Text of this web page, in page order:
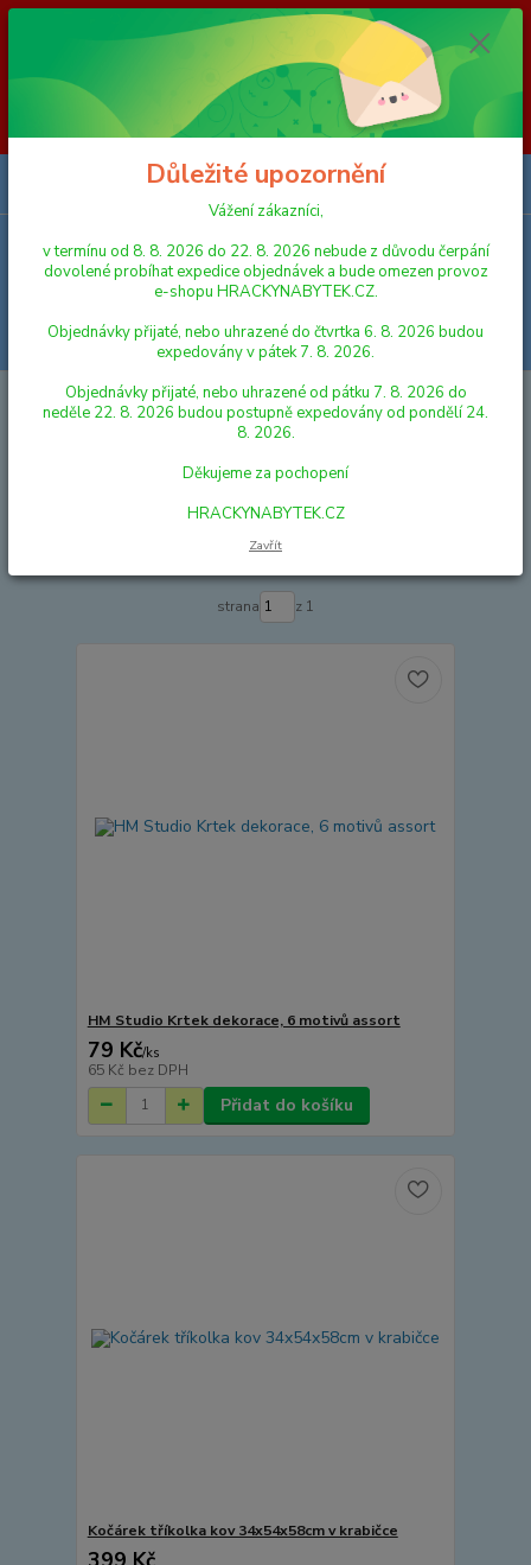
Vážení zákazníci, v termínu od 8. 8. 2026 do 23. 8. 2026 nebude z
důvodu čerpání dovolené probíhat expedice objednávek a bude omezen
provoz e-shopu HRACKYNABYTEK.CZ. Objednávky přijaté, nebo
uhrazené do čtvrtka 6. 8. 2026 budou expedovány v pátek 7. 8. 2026.
Objednávky přijaté, nebo uhrazené od pátku 7. 8. 2026 do neděle 23. 8.
2026 budou postupně expedovány od pondělí 24. 8. 2026. Děkujeme za
pochopení HRACKYNABYTEK.CZ
Menu
Hledat
VÝPRODEJ HRAČEK
VÝPRODEJ HRAČEK
Nejlevnější Nejdražší
strana z 1
HM Studio Krtek dekorace, 6 motivů assort
79 Kč/ks
65 Kč bez DPH
Přidat do košíku
Kočárek tříkolka kov 34x54x58cm v krabičce
Důležité upozornění
Vážení zákazníci,
v termínu od 8. 8. 2026 do 22. 8. 2026 nebude z důvodu čerpání
dovolené probíhat expedice objednávek a bude omezen provoz
e-shopu HRACKYNABYTEK.CZ.
Objednávky přijaté, nebo uhrazené do čtvrtka 6. 8. 2026 budou
expedovány v pátek 7. 8. 2026.
Objednávky přijaté, nebo uhrazené od pátku 7. 8. 2026 do
neděle 22. 8. 2026 budou postupně expedovány od pondělí 24.
8. 2026.
Děkujeme za pochopení
HRACKYNABYTEK.CZ
Zavřít